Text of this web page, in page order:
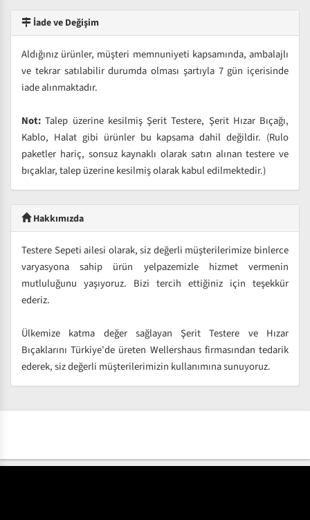
İade ve Değişim
Aldığınız ürünler, müşteri memnuniyeti kapsamında, ambalajlı
ve tekrar satılabilir durumda olması şartıyla 7 gün içerisinde
iade alınmaktadır.
Not: Talep üzerine kesilmiş Şerit Testere, Şerit Hızar Bıçağı,
Kablo, Halat gibi ürünler bu kapsama dahil değildir. (Rulo
paketler hariç, sonsuz kaynaklı olarak satın alınan testere ve
bıçaklar, talep üzerine kesilmiş olarak kabul edilmektedir.)
Hakkımızda
Testere Sepeti ailesi olarak, siz değerli müşterilerimize binlerce
varyasyona sahip ürün yelpazemizle hizmet vermenin
mutluluğunu yaşıyoruz. Bizi tercih ettiğiniz için teşekkür
ederiz.
Ülkemize katma değer sağlayan Şerit Testere ve Hızar
Bıçaklarını Türkiye'de üreten Wellershaus firmasından tedarik
ederek, siz değerli müşterilerimizin kullanımına sunuyoruz.